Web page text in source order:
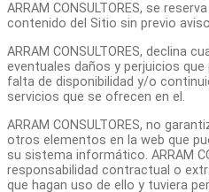
ARRAM CONSULTORES, se
contenido del Sitio sin previo
ARRAM CONSULTORES, declina
eventuales daños y perjuicios
falta de disponibilidad y/o
servicios que se ofrecen en el.
ARRAM CONSULTORES, no
otros elementos en la web que
su sistema informático. ARRAM
responsabilidad contractual o
que hagan uso de ello y tuviera